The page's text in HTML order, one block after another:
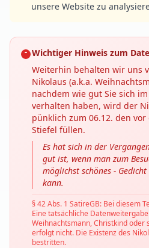
unsere Website zu
Wichtiger Hinweis zum
Weiterhin behalten wir uns
Nikolaus (a.k.a.
nachdem wie gut Sie sich
verhalten haben, wird der
pünklich zum 06.12. den
Stiefel füllen.
Es hat sich in der
gut ist, wenn man zum
möglichst schönes -
kann.
§ 42 Abs. 1 SatireGB: Bei diesem
Eine tatsächliche
Weihnachtsmann, Christkind oder
erfolgt nicht. Die Existenz des
bestritten.